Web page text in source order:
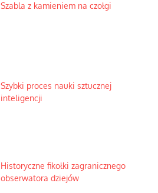
Szabla z kamieniem na czołgi
Szybki proces nauki sztucznej
inteligencji
Historyczne fikołki zagranicznego
obserwatora dziejów